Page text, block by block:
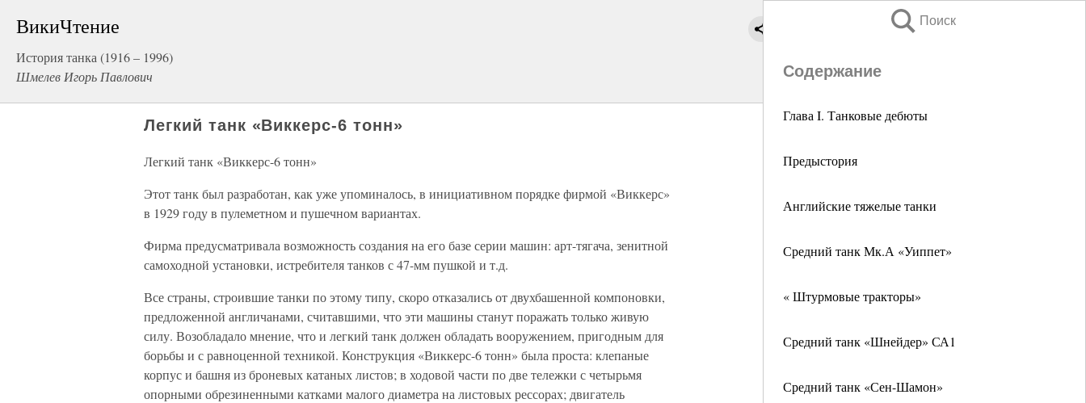
ВикиЧтение
История танка (1916 – 1996)
Шмелев Игорь Павлович
Поиск
Содержание
Глава I. Танковые дебюты
Предыстория
Английские тяжелые танки
Средний танк Мк.А «Уиппет»
« Штурмовые тракторы»
Средний танк «Шнейдер» СА1
Средний танк «Сен-Шамон»
Легкий танк «Виккерс-6 тонн»
Легкий танк «Виккерс-6 тонн»
Этот танк был разработан, как уже упоминалось, в инициативном порядке фирмой «Виккерс»
в 1929 году в пулеметном и пушечном вариантах.
Фирма предусматривала возможность создания на его базе серии машин: арт-тягача, зенитной
самоходной установки, истребителя танков с 47-мм пушкой и т.д.
Все страны, строившие танки по этому типу, скоро отказались от двухбашенной компоновки,
предложенной англичанами, считавшими, что эти машины станут поражать только живую
силу. Возобладало мнение, что и легкий танк должен обладать вооружением, пригодным для
борьбы и с равноценной техникой. Конструкция «Виккерс-6 тонн» была проста: клепаные
корпус и башня из броневых катаных листов; в ходовой части по две тележки с четырьмя
опорными обрезиненными катками малого диаметра на листовых рессорах; двигатель